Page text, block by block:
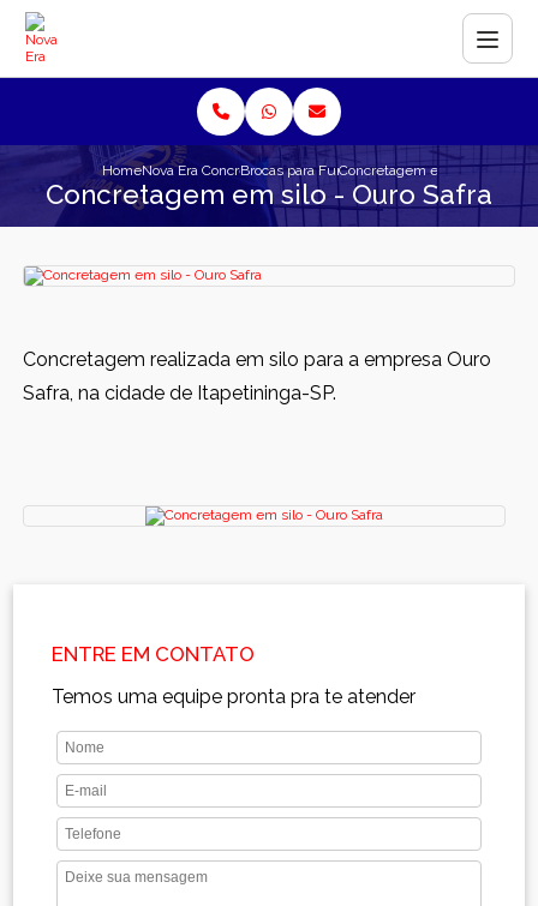
HomeNova Era ConcretoBrocas para FundaçãoConcretagem em silo - Ouro
Concretagem em silo - Ouro Safra
Concretagem realizada em silo para a empresa Ouro
Safra, na cidade de Itapetininga-SP.
ENTRE EM CONTATO
Temos uma equipe pronta pra te atender